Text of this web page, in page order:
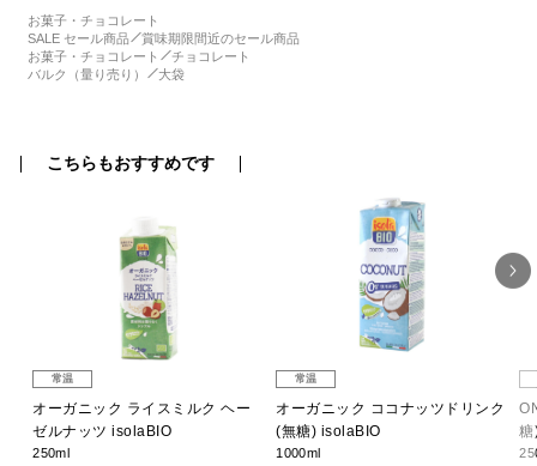
お菓子・チョコレート
SALE セール商品
賞味期限間近のセール商品
お菓子・チョコレート
チョコレート
バルク（量り売り）
大袋
こちらもおすすめです
常温
オーガニック ライスミルク ヘー
ゼルナッツ isolaBIO
250ml
常温
オーガニック ココナッツドリンク
(無糖) isolaBIO
1000ml